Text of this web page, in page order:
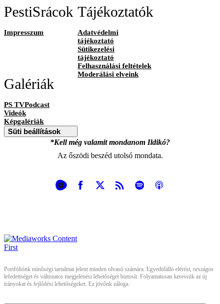
PestiSrácok
Impresszum
Tájékoztatók
Adatvédelmi
tájékoztató
Sütikezelési
tájékoztató
Felhasználási feltételek
Moderálási elveink
Galériák
PS TVPodcast
Videók
Képgalériák
Süti beállítások
*Kell még valamit mondanom Ildikó?
Az őszödi beszéd utolsó mondata.
Portfóliónk minőségi tartalmat jelent minden olvasó számára. Egyedülálló elérést, országos
lefedettséget és változatos megjelenési lehetőséget biztosít. Folyamatosan keressük az új
irányokat és fejlődési lehetőségeket. Ez jövőnk záloga.